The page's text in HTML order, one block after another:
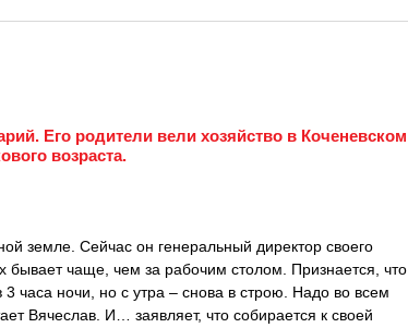
Его родители вели хозяйство в Коченевском
возраста.
земле. Сейчас он генеральный директор своего
бывает чаще, чем за рабочим столом. Признается, что
часа ночи, но с утра – снова в строю. Надо во всем
Вячеслав. И… заявляет, что собирается к своей